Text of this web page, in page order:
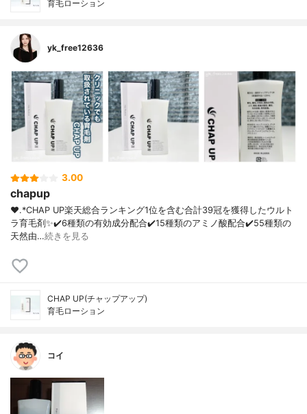
育毛ローション
yk_free12636
3.00
chapup
❤︎.*CHAP UP⁡楽天総合ランキング1位を含む合計39冠を獲得したウルト
ラ育毛剤✨⁡✔️6種類の有効成分配合✔️15種類のアミノ酸配合✔️55種類の
天然由…続きを見る
CHAP UP(チャップアップ)
育毛ローション
コイ